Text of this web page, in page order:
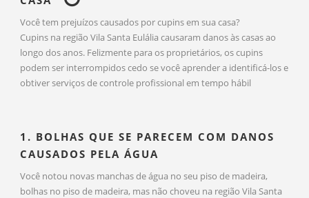
Você tem prejuízos causados por cupins em sua casa?
Cupins na região Vila Santa Eulália causaram danos às casas ao
longo dos anos. Felizmente para os proprietários, os cupins
podem ser interrompidos cedo se você aprender a identificá-los e
obtiver serviços de controle profissional em tempo hábil
1. BOLHAS QUE SE PARECEM COM DANOS
CAUSADOS PELA ÁGUA
Você notou novas manchas de água no seu piso de madeira,
bolhas no piso de madeira, mas não choveu na região Vila Santa